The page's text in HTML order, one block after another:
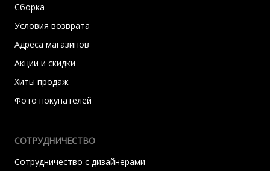
Сборка
Условия возврата
Адреса магазинов
Акции и скидки
Хиты продаж
Фото покупателей
СОТРУДНИЧЕСТВО
Сотрудничество с дизайнерами